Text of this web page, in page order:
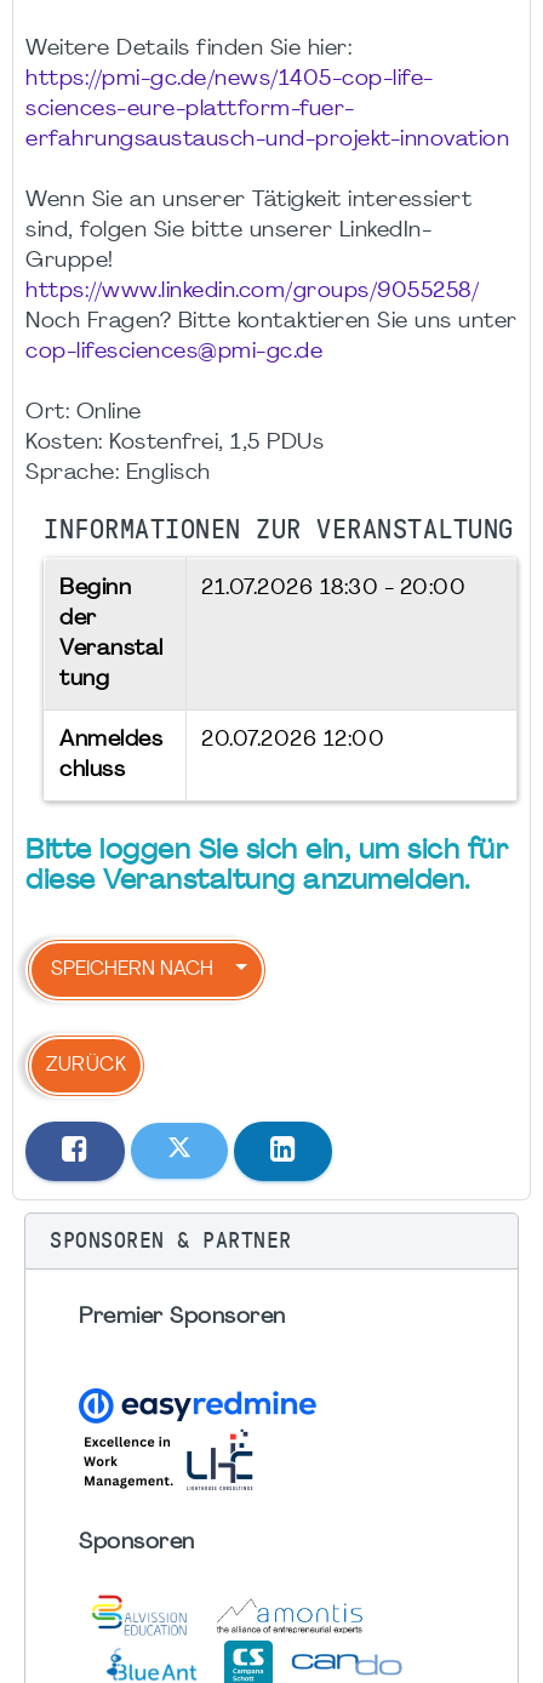
Weitere Details finden Sie hier:
https://pmi-gc.de/news/1405-cop-life-
sciences-eure-plattform-fuer-
erfahrungsaustausch-und-projekt-innovation
Wenn Sie an unserer Tätigkeit interessiert
sind, folgen Sie bitte unserer LinkedIn-
Gruppe!
https://www.linkedin.com/groups/9055258/
Noch Fragen? Bitte kontaktieren Sie uns unter
cop-lifesciences@pmi-gc.de
Ort: Online
Kosten: Kostenfrei, 1,5 PDUs
Sprache: Englisch
INFORMATIONEN ZUR VERANSTALTUNG
Beginn
der
Veranstal
tung
21.07.2026 18:30 - 20:00
Anmeldes
chluss
20.07.2026 12:00
Bitte loggen Sie sich ein, um sich für
diese Veranstaltung anzumelden.
SPEICHERN NACH
ZURÜCK
SPONSOREN & PARTNER
Premier Sponsoren
Sponsoren